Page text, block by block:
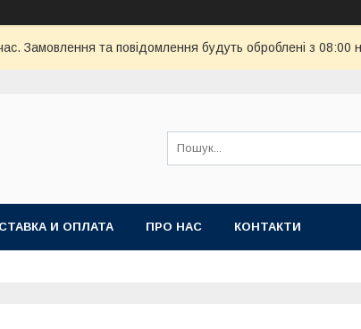
Замовлення та повідомлення будуть оброблені з
И ОПЛАТА ПРО НАС КОНТАКТИ